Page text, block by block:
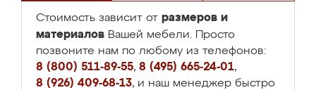
Стоимость зависит от размеров и
материалов Вашей мебели. Просто
позвоните нам по любому из телефонов:
8 (800) 511-89-55, 8 (495) 665-24-01,
8 (926) 409-68-13, и наш менеджер быстро